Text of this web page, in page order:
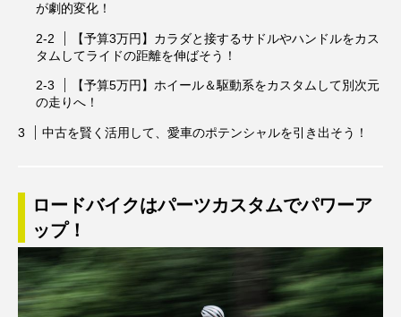
が劇的変化！
【予算3万円】カラダと接するサドルやハンドルをカス
タムしてライドの距離を伸ばそう！
【予算5万円】ホイール＆駆動系をカスタムして別次元
の走りへ！
中古を賢く活用して、愛車のポテンシャルを引き出そう！
ロードバイクはパーツカスタムでパワーア
ップ！